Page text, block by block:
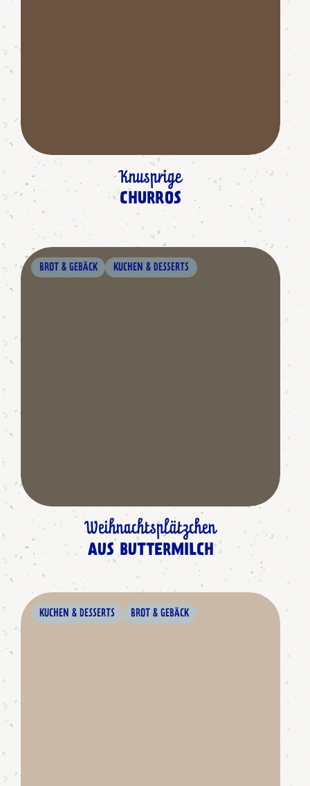
Knusprige
CHURROS
BROT & GEBÄCK KUCHEN & DESSERTS
Weihnachtsplätzchen
AUS BUTTERMILCH
KUCHEN & DESSERTS BROT & GEBÄCK